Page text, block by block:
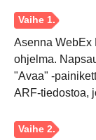
Asenna WebEx
ohjelma.
"Avaa" -
ARF-tiedostoa,